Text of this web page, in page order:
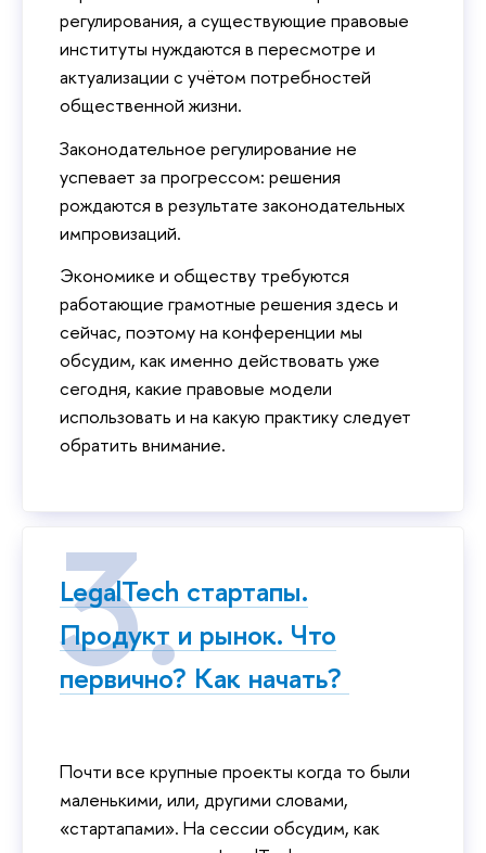
регулирования, а существующие правовые
институты нуждаются в пересмотре и
актуализации с учётом потребностей
общественной жизни.
Законодательное регулирование не
успевает за прогрессом: решения
рождаются в результате законодательных
импровизаций.
Экономике и обществу требуются
работающие грамотные решения здесь и
сейчас, поэтому на конференции мы
обсудим, как именно действовать уже
сегодня, какие правовые модели
использовать и на какую практику следует
обратить внимание.
LegalTech cтартапы.
Продукт и рынок. Что
первично? Как начать?
Почти все крупные проекты когда то были
маленькими, или, другими словами,
«стартапами». На сессии обсудим, как